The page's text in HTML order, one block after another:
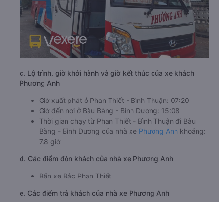
c. Lộ trình, giờ khởi hành và giờ kết thúc của xe khách
Phương Anh
Giờ xuất phát ở Phan Thiết - Bình Thuận: 07:20
Giờ đến nơi ở Bàu Bàng - Bình Dương: 15:08
Thời gian chạy từ Phan Thiết - Bình Thuận đi Bàu
Bàng - Bình Dương của nhà xe Phương Anh khoảng:
7.8 giờ
d. Các điểm đón khách của nhà xe Phương Anh
Bến xe Bắc Phan Thiết
e. Các điểm trả khách của nhà xe Phương Anh